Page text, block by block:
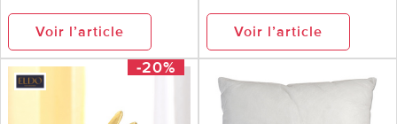
Voir l’article Voir l’article
-20%